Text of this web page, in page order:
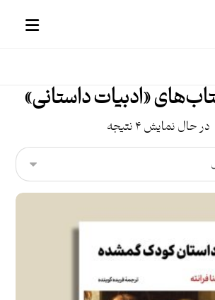
«ادبیات داستانی»
در حال نمایش ۴ نتیجه